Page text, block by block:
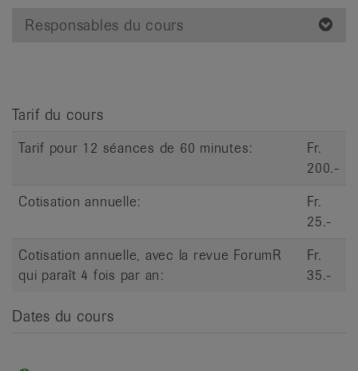
Responsables du cours
Tarif du cours
Tarif pour 12 séances de 60 minutes:
Fr.
200.-
Cotisation annuelle:
Fr.
25.-
Cotisation annuelle, avec la revue ForumR
qui paraît 4 fois par an:
Fr.
35.-
Dates du cours